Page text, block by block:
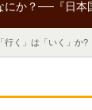
か？──『日本
行く」は「いく」か?